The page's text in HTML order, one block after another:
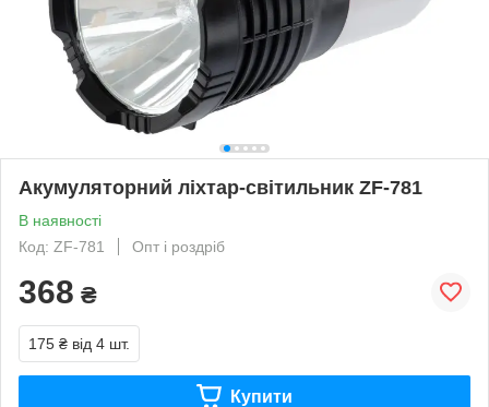
Акумуляторний ліхтар-світильник ZF-781
В наявності
Код: ZF-781
Опт і роздріб
368 ₴
175 ₴ від 4 шт.
Купити